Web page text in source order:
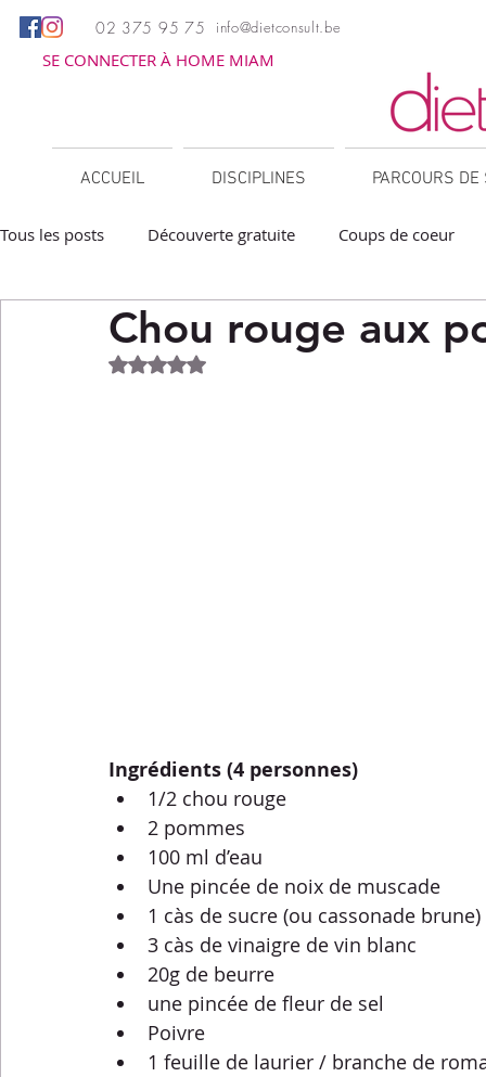
02 375 95 75 info@dietconsult.be
SE CONNECTER À HOME MIAM
ACCUEIL DISCIPLINES PARCOURS
Tous les posts Découverte gratuite Coups de coeur
Barbecue / Plancha Collations
Chou rouge aux
Noté NaN étoiles sur 5.
Ingrédients (4 personnes)
1/2 chou rouge
2 pommes
100 ml d’eau
Une pincée de noix de muscade
1 càs de sucre (ou cassonade brune)
3 càs de vinaigre de vin blanc
20g de beurre
une pincée de fleur de sel
Poivre
1 feuille de laurier / branche de